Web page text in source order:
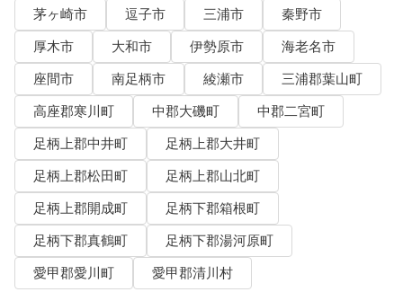
茅ヶ崎市
逗子市 三浦市
秦野市
厚木市
大和市 伊勢原市
海老名市
座間市
南足柄市 綾瀬市
三浦郡葉山町
高座郡寒川町
中郡大磯町
中郡二宮町
足柄上郡中井町
足柄上郡大井町
足柄上郡松田町
足柄上郡山北町
足柄上郡開成町
足柄下郡箱根町
足柄下郡真鶴町
足柄下郡湯河原町
愛甲郡愛川町
愛甲郡清川村